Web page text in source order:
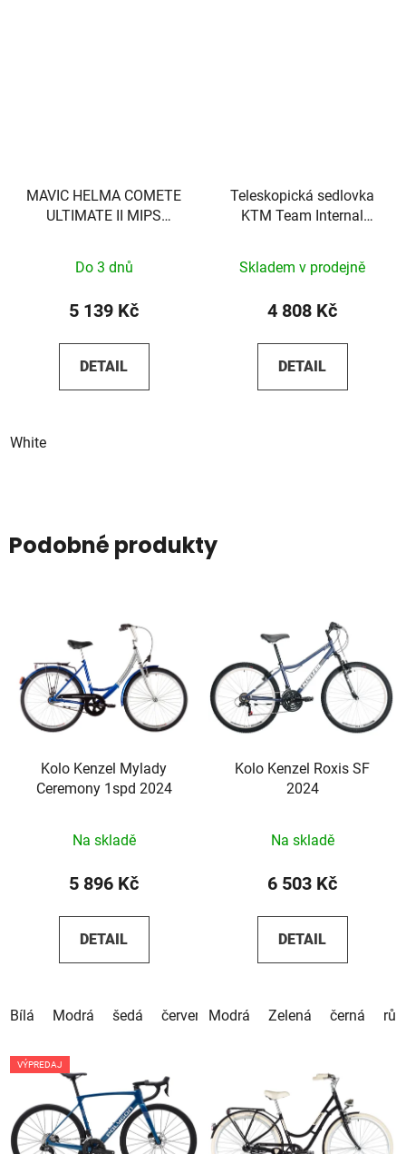
MAVIC HELMA COMETE
ULTIMATE II MIPS
Do 3 dnů
5 139 Kč
DETAIL
White
Teleskopická sedlovka
KTM Team Internal
Skladem v prodejně
4 808 Kč
DETAIL
Podobné produkty
Kolo Kenzel Mylady
Ceremony 1spd 2024
Na skladě
5 896 Kč
DETAIL
Bílá Modrá šedá červená
Kolo Kenzel Roxis SF
2024
Na skladě
6 503 Kč
DETAIL
Modrá Zelená černá
VÝPREDAJ